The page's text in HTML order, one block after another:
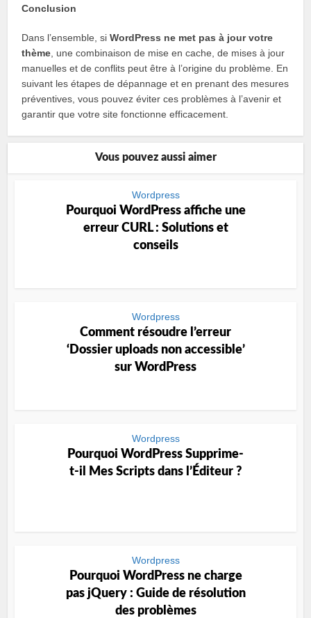
Conclusion
Dans l’ensemble, siWordPress ne met pas à jour votre
thème , une combinaison de mise en cache, de mises à jour
manuelles et de conflits peut être à l’origine du problème. En
suivant les étapes de dépannage et en prenant des mesures
préventives, vous pouvez éviter ces problèmes à l’avenir et
garantir que votre site fonctionne efficacement.
Vous pouvez aussi aimer
Wordpress
Pourquoi WordPress affiche une
erreur CURL : Solutions et
conseils
Wordpress
Comment résoudre l’erreur
‘Dossier uploads non accessible’
sur WordPress
Wordpress
Pourquoi WordPress Supprime-
t-il Mes Scripts dans l’Éditeur ?
Wordpress
Pourquoi WordPress ne charge
pas jQuery : Guide de résolution
des problèmes